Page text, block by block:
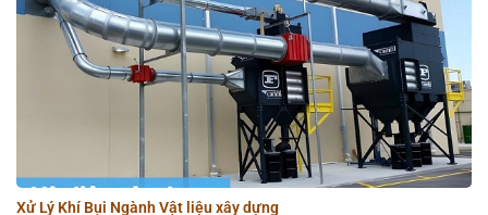
Xử Lý Khí Bụi Ngành Vật liệu xây dựng